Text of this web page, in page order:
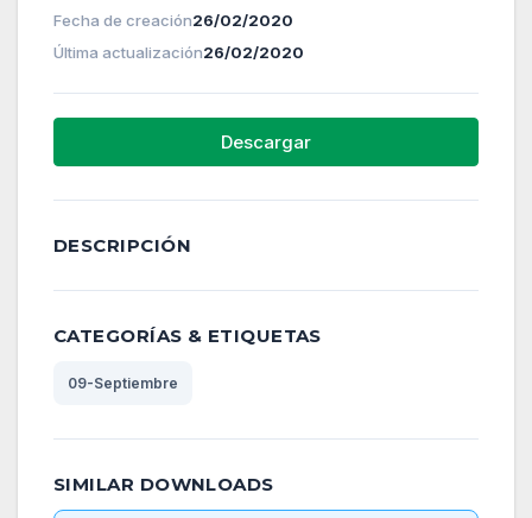
Fecha de creación26/02/2020
Última actualización26/02/2020
Descargar
DESCRIPCIÓN
CATEGORÍAS & ETIQUETAS
09-Septiembre
SIMILAR DOWNLOADS